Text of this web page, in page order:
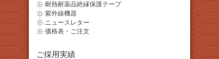
耐熱耐薬品絶縁保護テープ
紫外線機器
ニュースレター
価格表・ご注文
ご採用実績